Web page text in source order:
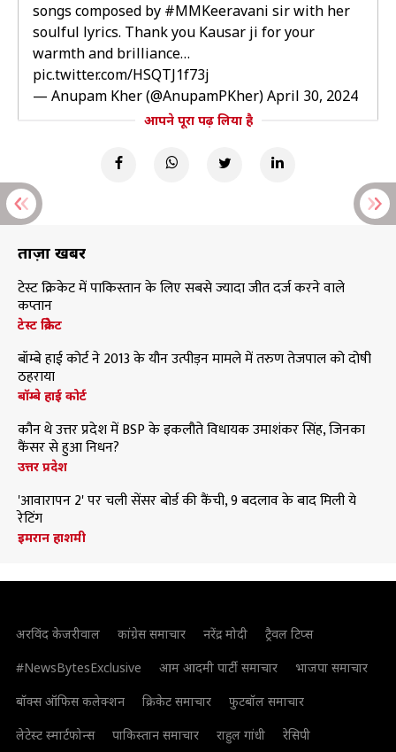
songs composed by #MMKeeravani sir with her
soulful lyrics. Thank you Kausar ji for your
warmth and brilliance…
pic.twitter.com/HSQTJ1f73j
— Anupam Kher (@AnupamPKher)April 30, 2024
आपने पूरा पढ़ लिया है
ताज़ा खबरें
टेस्ट क्रिकेट में पाकिस्तान के लिए सबसे ज्यादा जीत दर्ज करने वाले
कप्तान
टेस्ट क्रिकेट
बॉम्बे हाई कोर्ट ने 2013 के यौन उत्पीड़न मामले में तरुण तेजपाल को दोषी
ठहराया
बॉम्बे हाई कोर्ट
कौन थे उत्तर प्रदेश में BSP के इकलौते विधायक उमाशंकर सिंह, जिनका
कैंसर से हुआ निधन?
उत्तर प्रदेश
'आवारापन 2' पर चली सेंसर बोर्ड की कैंची, 9 बदलाव के बाद मिली ये
रेटिंग
इमरान हाशमी
अरविंद केजरीवाल कांग्रेस समाचार नरेंद्र मोदी
ट्रैवल टिप्स
#NewsBytesExclusive
आम आदमी पार्टी समाचार
भाजपा समाचार
बॉक्स ऑफिस कलेक्शन
क्रिकेट समाचार
फुटबॉल समाचार
लेटेस्ट स्मार्टफोन्स
पाकिस्तान समाचार राहुल गांधी रेसिपी